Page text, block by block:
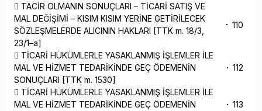
 TACİR OLMANIN SONUÇLARI – TİCARİ SATIŞ VE
MAL DEĞİŞİMİ – KISIM KISIM YERİNE GETİRİLECEK
SÖZLEŞMELERDE ALICININ HAKLARI [TTK m. 18/3,
23/1–a]
110
 TİCARİ HÜKÜMLERLE YASAKLANMIŞ İŞLEMLER İLE
MAL VE HİZMET TEDARİKİNDE GEÇ ÖDEMENİN
SONUÇLARI [TTK m. 1530]
112
 TİCARİ HÜKÜMLERLE YASAKLANMIŞ İŞLEMLER İLE
MAL VE HİZMET TEDARİKİNDE GEÇ ÖDEMENİN
113